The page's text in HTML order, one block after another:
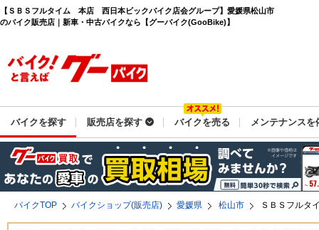
【ＳＢＳフルタイム 本店 西日本ビックバイク店会グループ】愛媛県松山市
のバイク販売店｜新車・中古バイクなら【グーバイク(GooBike)】
バイクを探す 販売店を探す バイクを売る メンテナンスを
バイクTOP バイクショップ(販売店) 愛媛県 松山市 ＳＢＳフル